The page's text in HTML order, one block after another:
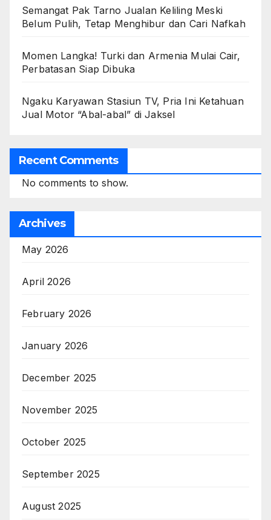
Semangat Pak Tarno Jualan Keliling Meski
Belum Pulih, Tetap Menghibur dan Cari Nafkah
Momen Langka! Turki dan Armenia Mulai Cair,
Perbatasan Siap Dibuka
Ngaku Karyawan Stasiun TV, Pria Ini Ketahuan
Jual Motor “Abal-abal” di Jaksel
Recent Comments
No comments to show.
Archives
May 2026
April 2026
February 2026
January 2026
December 2025
November 2025
October 2025
September 2025
August 2025